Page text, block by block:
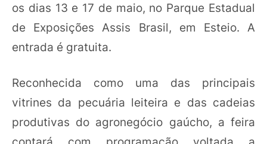
os dias 13 e 17 de maio, no Parque Estadual
de Exposições Assis Brasil, em Esteio. A
entrada é gratuita.
Reconhecida como uma das principais
vitrines da pecuária leiteira e das cadeias
produtivas do agronegócio gaúcho, a feira